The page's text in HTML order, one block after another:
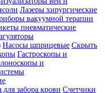
Лазеры хирургические
вакуумной терапии
пневматические
Насосы шприцевые Скрыть
Гастроскопы и
и
для забора крови Счетчики